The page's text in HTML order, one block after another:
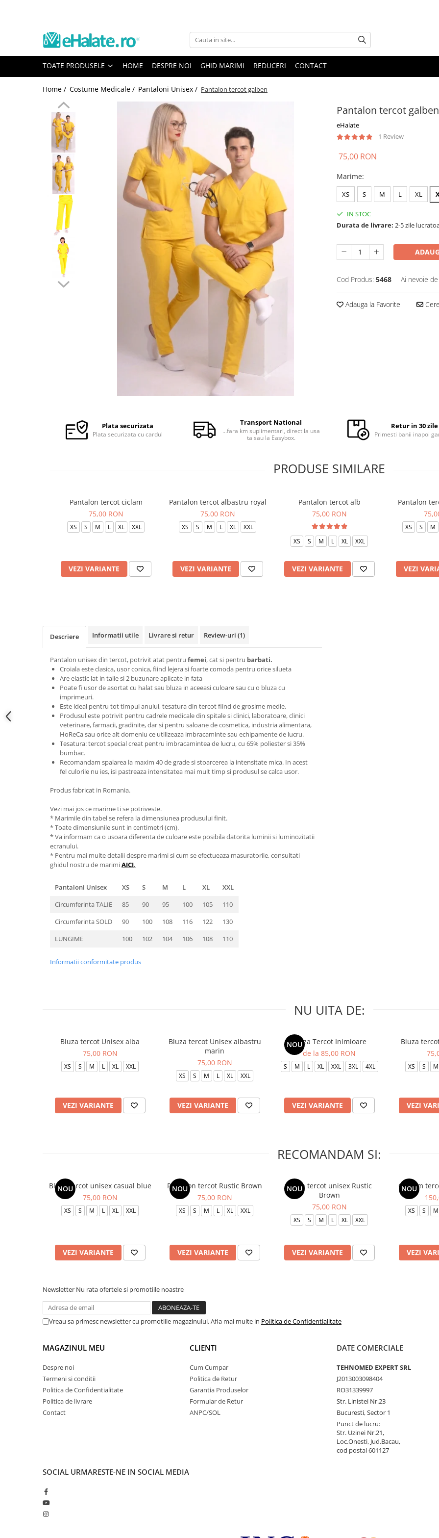
Toate Produsele
Bluze Unisex
Bluze Medicale
Bluze unisex cu imprimeuri
Bluze medicale uni
Halate medicale
Halate medicale femei
Halate medicale barbati
Halate medicale P2 cu fluturas
Halate medicale cu nasturi
Halate medicale cu fermoar
Halate medicale polar - unisex
TOATE PRODUSELE HOME DESPRE NOI GHID MARIMI REDUCERI CONTACT
Home / Costume Medicale / Pantaloni Unisex / Pantalon tercot galben
Pantalon tercot galben
eHalate
1 Review
Facebook
75,00 RON
Marime:
XS S M L XL
IN STOC
Durata de livrare: 2-5 zile
Cod Produs: 5468 Ai nevoie
Adauga la Favorite
Plata securizata
Plata securizata cu cardul
Transport National
...fara km suplimentari, direct la usa
ta sau la Easybox.
Retur in 30 zile
Primesti banii inapoi
PRODUSE SIMILARE
Pantalon tercot ciclam
75,00 RON
XS S M L XL XXL
VEZI VARIANTE
Pantalon tercot albastru royal
75,00 RON
XS S M L XL XXL
VEZI VARIANTE
Pantalon tercot alb
75,00 RON
XS S M L XL XXL
VEZI VARIANTE
Pantalon
XS S M
VEZI
Descriere Informatii utile Livrare si retur Review-uri (1)
Pantalon unisex din tercot, potrivit atat pentru femei, cat si pentru barbati.
Croiala este clasica, usor conica, fiind lejera si foarte comoda pentru orice silueta
Are elastic lat in talie si 2 buzunare aplicate in fata
Poate fi usor de asortat cu halat sau bluza in aceeasi culoare sau cu o bluza cu
imprimeuri.
Este ideal pentru tot timpul anului, tesatura din tercot fiind de grosime medie.
Produsul este potrivit pentru cadrele medicale din spitale si clinici, laboratoare, clinici
veterinare, farmacii, gradinite, dar si pentru saloane de cosmetica, industria alimentara,
HoReCa sau orice alt domeniu ce utilizeaza imbracaminte sau echipamente de lucru.
Tesatura: tercot special creat pentru imbracamintea de lucru, cu 65% poliester si 35%
bumbac.
Recomandam spalarea la maxim 40 de grade si stoarcerea la intensitate mica. In acest
fel culorile nu ies, isi pastreaza intensitatea mai mult timp si produsul se calca usor.
Produs fabricat in Romania.
Vezi mai jos ce marime ti se potriveste.
* Marimile din tabel se refera la dimensiunea produsului finit.
* Toate dimensiunile sunt in centimetri (cm).
* Va informam ca o usoara diferenta de culoare este posibila datorita luminii si luminozitatii
ecranului.
* Pentru mai multe detalii despre marimi si cum se efectueaza masuratorile, consultati
ghidul nostru de marimiAICI.
Pantaloni Unisex XS S M L XL
XXL
Circumferinta TALIE
85 90 95 100 105
110
Circumferinta SOLD
90 100 108 116 122
130
LUNGIME
100 102 104 106 108 110
Informatii conformitate produs
NU UITA DE:
Bluza tercot Unisex alba
75,00 RON
XS S M L XL XXL
VEZI VARIANTE
Bluza tercot Unisex albastru
marin
75,00 RON
XS S M L XL XXL
VEZI VARIANTE
NOU
Bluza Tercot Inimioare
de la 85,00 RON
S M L XL XXL 3XL 4XL
VEZI VARIANTE
Bluza
XS S M
VEZI
RECOMANDAM SI:
NOU
Bluza tercot unisex casual blue
75,00 RON
XS S M L XL XXL
VEZI VARIANTE
NOU
Pantalon tercot Rustic Brown
75,00 RON
XS S M L XL XXL
VEZI VARIANTE
NOU
Bluza tercot unisex Rustic
Brown
75,00 RON
XS S M L XL XXL
VEZI VARIANTE
NOU
Costum
XS S M
VEZI
Newsletter Nu rata ofertele si promotiile noastre
Vreau sa primesc newsletter cu promotiile magazinului. Afla mai multe in Politica de Confidentialitate
MAGAZINUL MEU
Despre noi
Termeni si conditii
Politica de Confidentialitate
Politica de livrare
Contact
CLIENTI
Cum Cumpar
Politica de Retur
Garantia Produselor
Formular de Retur
ANPC/SOL
DATE COMERCIALE
TEHNOMED EXPERT SRL
J2013003098404
RO31339997
Str. Linistei Nr.23
Bucuresti, Sector 1
Punct de lucru:
Str. Uzinei Nr.21,
Loc.Onesti, Jud.Bacau,
cod postal 601127
SOCIAL URMARESTE-NE IN SOCIAL MEDIA